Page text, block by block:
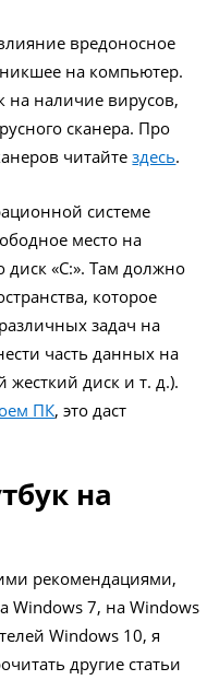
вредоносное
на компьютер.
на наличие вирусов,
сканера. Про
читайтездесь.
системе
место на
диск «C:». Там должно
которое
задач на
часть данных на
диск и т. д.).
ПК, это даст
на
рекомендациями,
Windows 7, на Windows
Windows 10, я
другие статьи